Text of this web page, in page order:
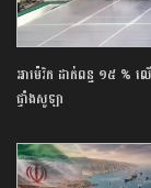
អាម៉េរិក ដាក់ពន្ធ ១៥
ផ្ទាំងសូឡា